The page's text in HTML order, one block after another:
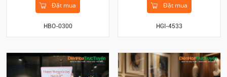
Đặt mua
HBO-0300
Đặt mua
HGI-4533